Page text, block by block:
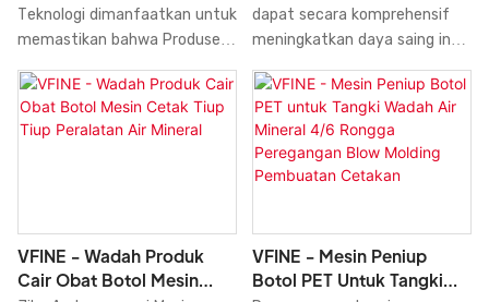
Peregangan Hewan
Peliharaan Otomatis Mesin
Mesin Vfine Chumful
Chumpower Sipa Mesin
Cetak Tiup Botol Air
Teknologi dimanfaatkan untuk
memastikan bahwa Produsen
Mesin Cetak Tiup Teratas,
Toples Peregangan Hewan
Peliharaan Otomatis, Mesin
Cetak Tiup, Mesin Pembuat
digunakan dalam sejumlah
besar skenario berbeda seperti
Plastik Hewan Peliharaan
Yang Sepenuhnya
dapat secara komprehensif
meningkatkan daya saing inti,
pasar perusahaan, dan secara
efektif mempromosikan
perkembangan perusahaan
yang sehat dan cepat.Terlebih
kebutuhan beragam
pelanggan. menemukan
berbagai aplikasi seperti.
VFINE - Wadah Produk
Cair Obat Botol Mesin
VFINE - Mesin Peniup
Botol PET Untuk Tangki